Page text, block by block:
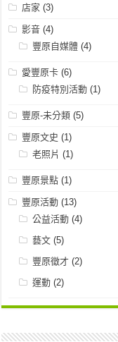
店家 (3)
影音 (4)
豐原自媒體 (4)
愛豐原卡 (6)
防疫特別活動 (1)
豐原-未分類 (5)
豐原文史 (1)
老照片 (1)
豐原景點 (1)
豐原活動 (13)
公益活動 (4)
藝文 (5)
豐原徵才 (2)
運動 (2)